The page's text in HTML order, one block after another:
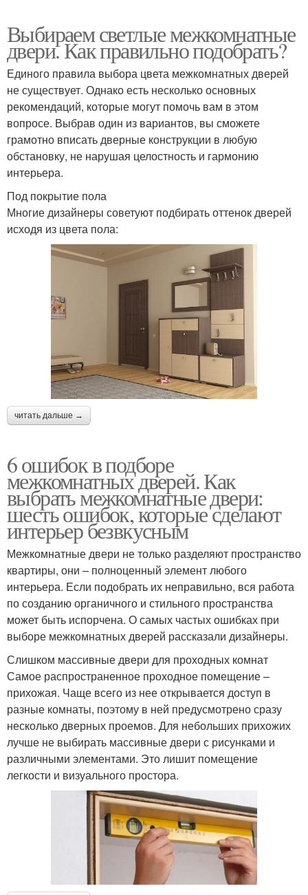
Выбираем светлые межкомнатные
двери. Как правильно подобрать?
Единого правила выбора цвета межкомнатных дверей
не существует. Однако есть несколько основных
рекомендаций, которые могут помочь вам в этом
вопросе. Выбрав один из вариантов, вы сможете
грамотно вписать дверные конструкции в любую
обстановку, не нарушая целостность и гармонию
интерьера.
Под покрытие пола
Многие дизайнеры советуют подбирать оттенок дверей
исходя из цвета пола:
читать дальше →
6 ошибок в подборе
межкомнатных дверей. Как
выбрать межкомнатные двери:
шесть ошибок, которые сделают
интерьер безвкусным
Межкомнатные двери не только разделяют пространство
квартиры, они – полноценный элемент любого
интерьера. Если подобрать их неправильно, вся работа
по созданию органичного и стильного пространства
может быть испорчена. О самых частых ошибках при
выборе межкомнатных дверей рассказали дизайнеры.
Слишком массивные двери для проходных комнат
Самое распространенное проходное помещение –
прихожая. Чаще всего из нее открывается доступ в
разные комнаты, поэтому в ней предусмотрено сразу
несколько дверных проемов. Для небольших прихожих
лучше не выбирать массивные двери с рисунками и
различными элементами. Это лишит помещение
легкости и визуального простора.